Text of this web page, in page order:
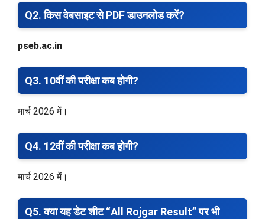
Q2. किस वेबसाइट से PDF डाउनलोड करें?
pseb.ac.in
Q3. 10वीं की परीक्षा कब होगी?
मार्च 2026 में।
Q4. 12वीं की परीक्षा कब होगी?
मार्च 2026 में।
Q5. क्या यह डेट शीट “All Rojgar Result” पर भी